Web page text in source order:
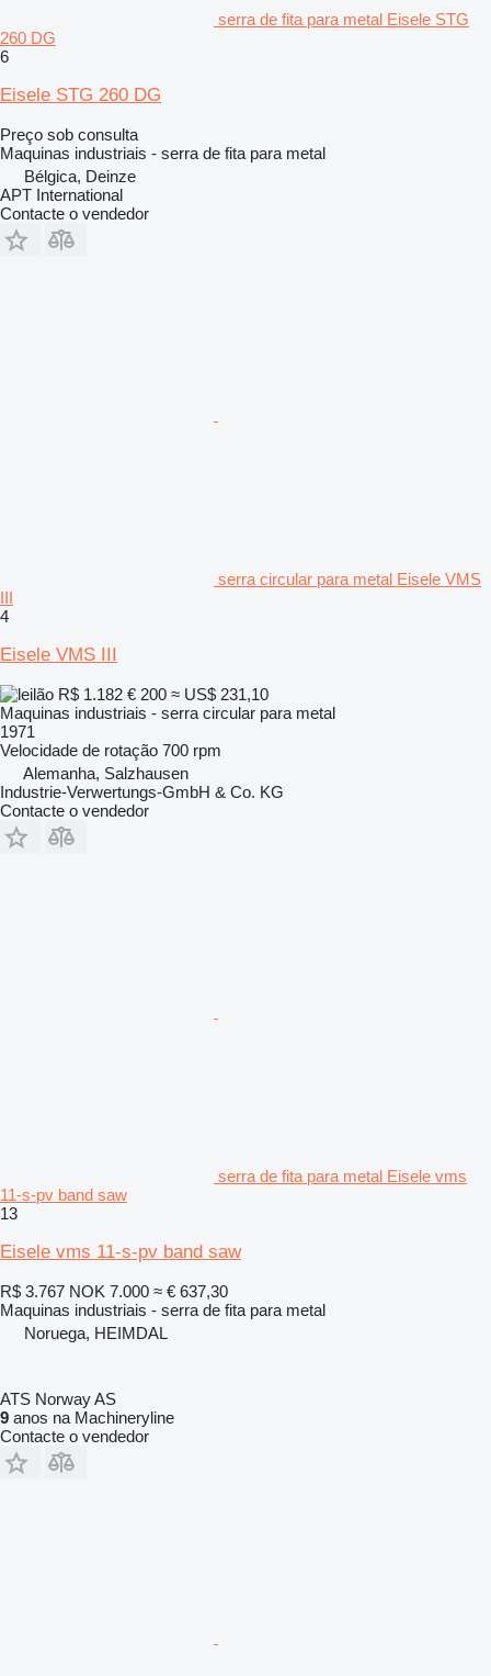
serra de fita para metal Eisele STG
260 DG
6
Eisele STG 260 DG
Preço sob consulta
Maquinas industriais - serra de fita para metal
Bélgica, Deinze
APT International
Contacte o vendedor
serra circular para metal Eisele VMS
III
4
Eisele VMS III
R$ 1.182 € 200 ≈ US$ 231,10
Maquinas industriais - serra circular para metal
1971
Velocidade de rotação 700 rpm
Alemanha, Salzhausen
Industrie-Verwertungs-GmbH & Co. KG
Contacte o vendedor
serra de fita para metal Eisele vms
11-s-pv band saw
13
Eisele vms 11-s-pv band saw
R$ 3.767 NOK 7.000 ≈ € 637,30
Maquinas industriais - serra de fita para metal
Noruega, HEIMDAL
ATS Norway AS
9 anos na Machineryline
Contacte o vendedor